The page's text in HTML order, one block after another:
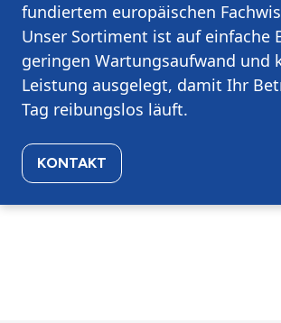
fundiertem europäischen
Unser Sortiment ist auf einfache
geringen Wartungsaufwand und
Leistung ausgelegt, damit Ihr
Tag reibungslos läuft.
KONTAKT